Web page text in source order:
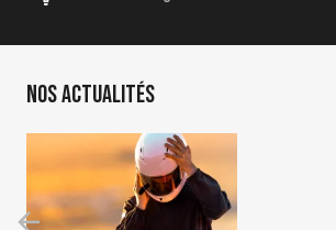
Nos actualités